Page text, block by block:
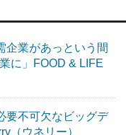
企業があっという間
に」FOOD & LIFE
要不可欠なビッグデ
（ウネリー）